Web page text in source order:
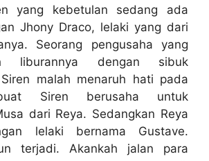
yang kebetulan sedang ada
Jhony Draco, lelaki yang dari
Seorang pengusaha yang
liburannya dengan sibuk
malah menaruh hati pada
Siren berusaha untuk
dari Reya. Sedangkan Reya
lelaki bernama Gustave.
terjadi. Akankah jalan para